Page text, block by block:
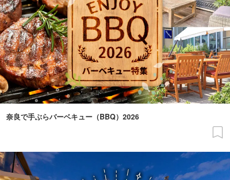
奈良で手ぶらバーベキュー（BBQ）2026